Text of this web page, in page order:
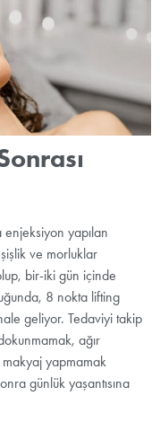
yapılan
ve morluklar
bir-iki gün içinde
8 nokta lifting
geliyor. Tedaviyi takip
ağır
yapmamak
günlük yaşantısına